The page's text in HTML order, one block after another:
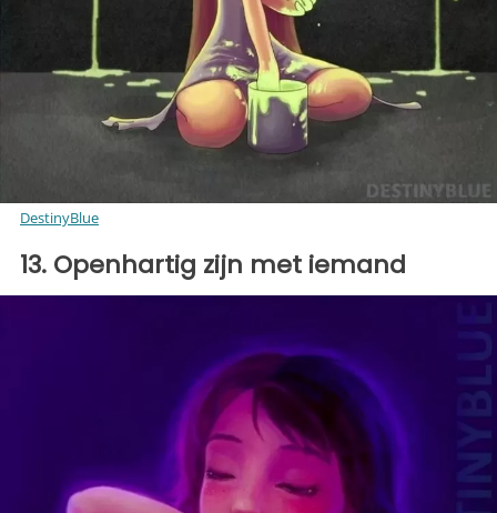
DestinyBlue
13. Openhartig zijn met iemand